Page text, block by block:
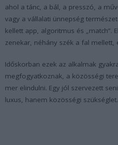
ahol a tánc, a bál, a presszó, a
vagy a vállalati ünnepség
kellett app, algoritmus és „match”.
zenekar, néhány szék a fal mellett,
Időskorban ezek az alkalmak
megfogyatkoznak, a közösségi
mer elindulni. Egy jól szervezett
luxus, hanem közösségi szükséglet.